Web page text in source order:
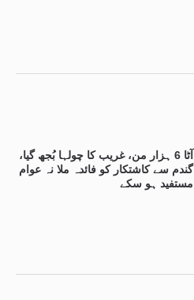
آٹا 6 ہزار من، غریب کا چولہا بُجھ گیا،
گندم سے کاشتکار کو فائدہ ملا نہ عوام
مستفید ہو سکے